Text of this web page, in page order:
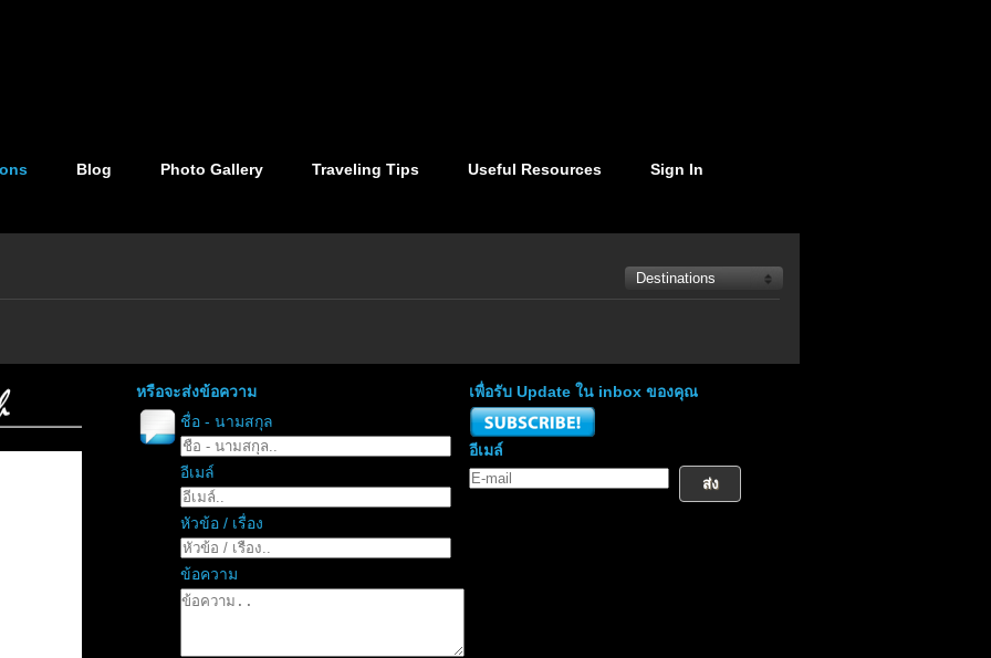
Blog Photo Gallery Traveling Tips Useful Resources Sign In
หรือจะส่งข้อความ
ชื่อ - นามสกุล
อีเมล์
หัวข้อ / เรื่อง
ข้อความ
เพื่อรับ Update ใน inbox ของคุณ
อีเมล์
ส่ง